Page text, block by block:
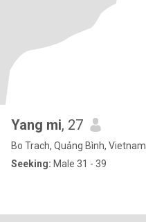
Yang mi, 27
Bo Trach, Quảng Bình, Vietnam
Seeking: Male 31 - 39